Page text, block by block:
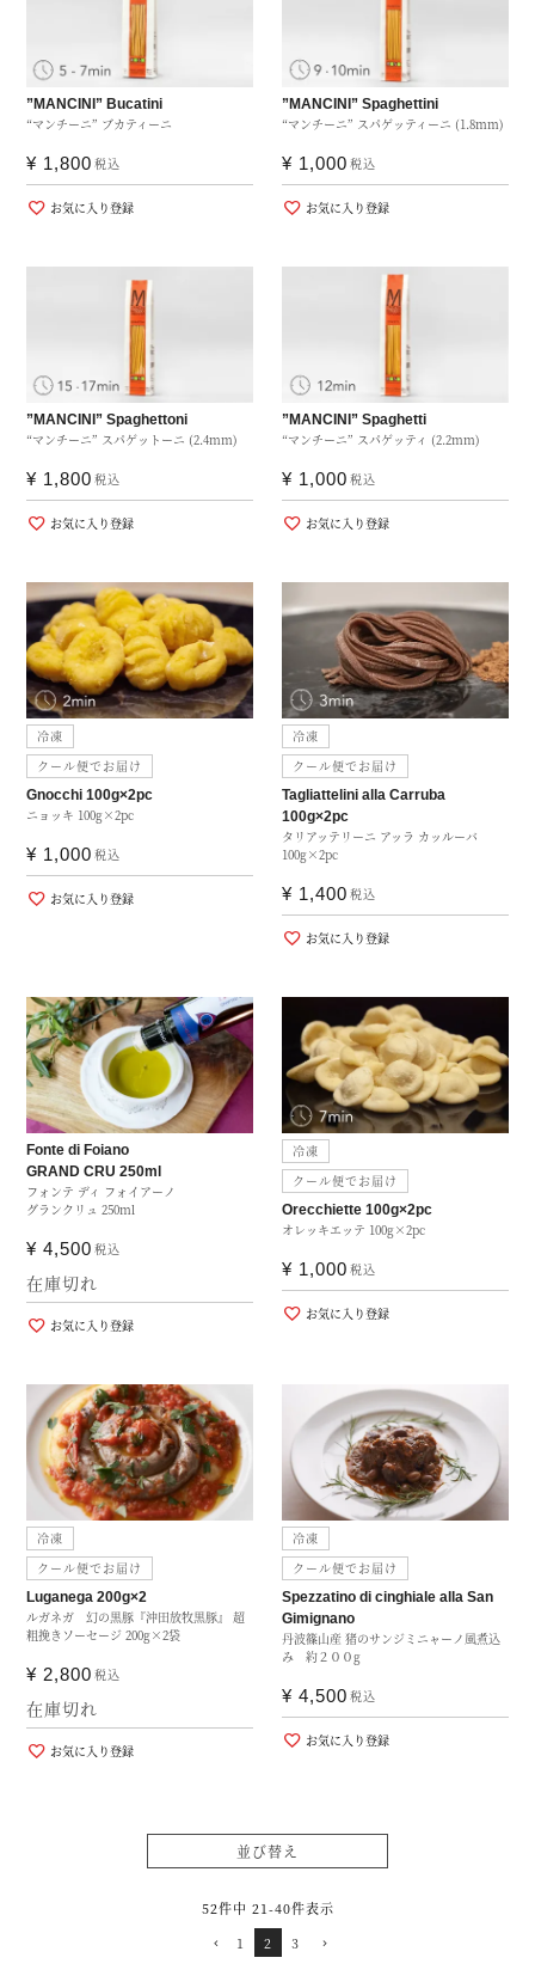
“マンチーニ” ブカティーニ
”MANCINI” Bucatini
¥ 1,800 税込
お気に入り登録
“マンチーニ” スパゲッティーニ (1.8mm)
”MANCINI” Spaghettini
¥ 1,000 税込
お気に入り登録
“マンチーニ” スパゲットーニ (2.4mm)
”MANCINI” Spaghettoni
¥ 1,800 税込
お気に入り登録
“マンチーニ” スパゲッティ (2.2mm)
”MANCINI” Spaghetti
¥ 1,000 税込
お気に入り登録
冷凍
クール便でお届け
ニョッキ 100g×2pc
Gnocchi 100g×2pc
¥ 1,000 税込
お気に入り登録
冷凍
クール便でお届け
タリアッテリーニ アッラ カッルーバ
100g×2pc
Tagliattelini alla Carruba
100g×2pc
¥ 1,400 税込
お気に入り登録
フォンテ ディ フォイアーノ
グランクリュ 250ml
Fonte di Foiano
GRAND CRU 250ml
¥ 4,500 税込
在庫切れ
お気に入り登録
冷凍
クール便でお届け
オレッキエッテ 100g×2pc
Orecchiette 100g×2pc
¥ 1,000 税込
お気に入り登録
冷凍
クール便でお届け
ルガネガ 幻の黒豚『沖田放牧黒豚』 超
粗挽きソーセージ 200g×2袋
Luganega 200g×2
¥ 2,800 税込
在庫切れ
お気に入り登録
冷凍
クール便でお届け
丹波篠山産 猪のサンジミニャーノ風煮込
み 約２００g
Spezzatino di cinghiale alla San
Gimignano
¥ 4,500 税込
お気に入り登録
並び替え
52件中 21-40件表示
1
2 3